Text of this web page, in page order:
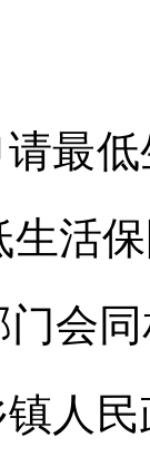
请最
生活
会
人民